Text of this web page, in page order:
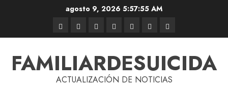
agosto 9, 2026 5:57:56 AM
FAMILIARDESUICIDA
ACTUALIZACIÓN DE NOTICIAS